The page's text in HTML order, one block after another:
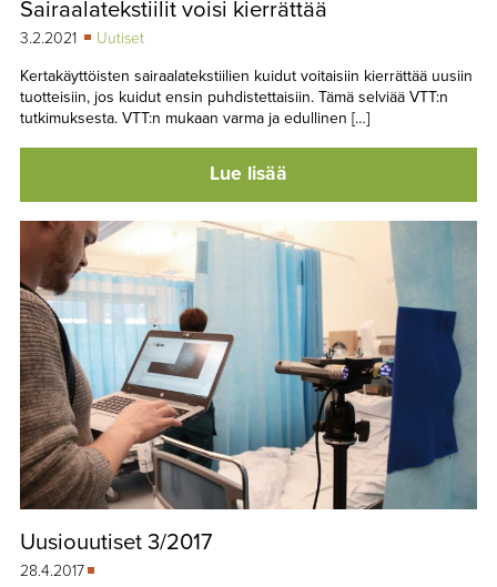
TAPAHTUMAT
YHTEYSTIEDOT
Sairaalatekstiilit voisi kierrättää
3.2.2021
Uutiset
Kertakäyttöisten sairaalatekstiilien kuidut voitaisiin kierrättää uusiin
tuotteisiin, jos kuidut ensin puhdistettaisiin. Tämä selviää VTT:n
tutkimuksesta. VTT:n mukaan varma ja edullinen […]
Lue lisää
Uusiouutiset 3/2017
28.4.2017